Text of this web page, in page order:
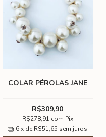
COLAR PÉROLAS JANE
R$309,90
R$278,91 com Pix
6 x de R$51,65 sem juros